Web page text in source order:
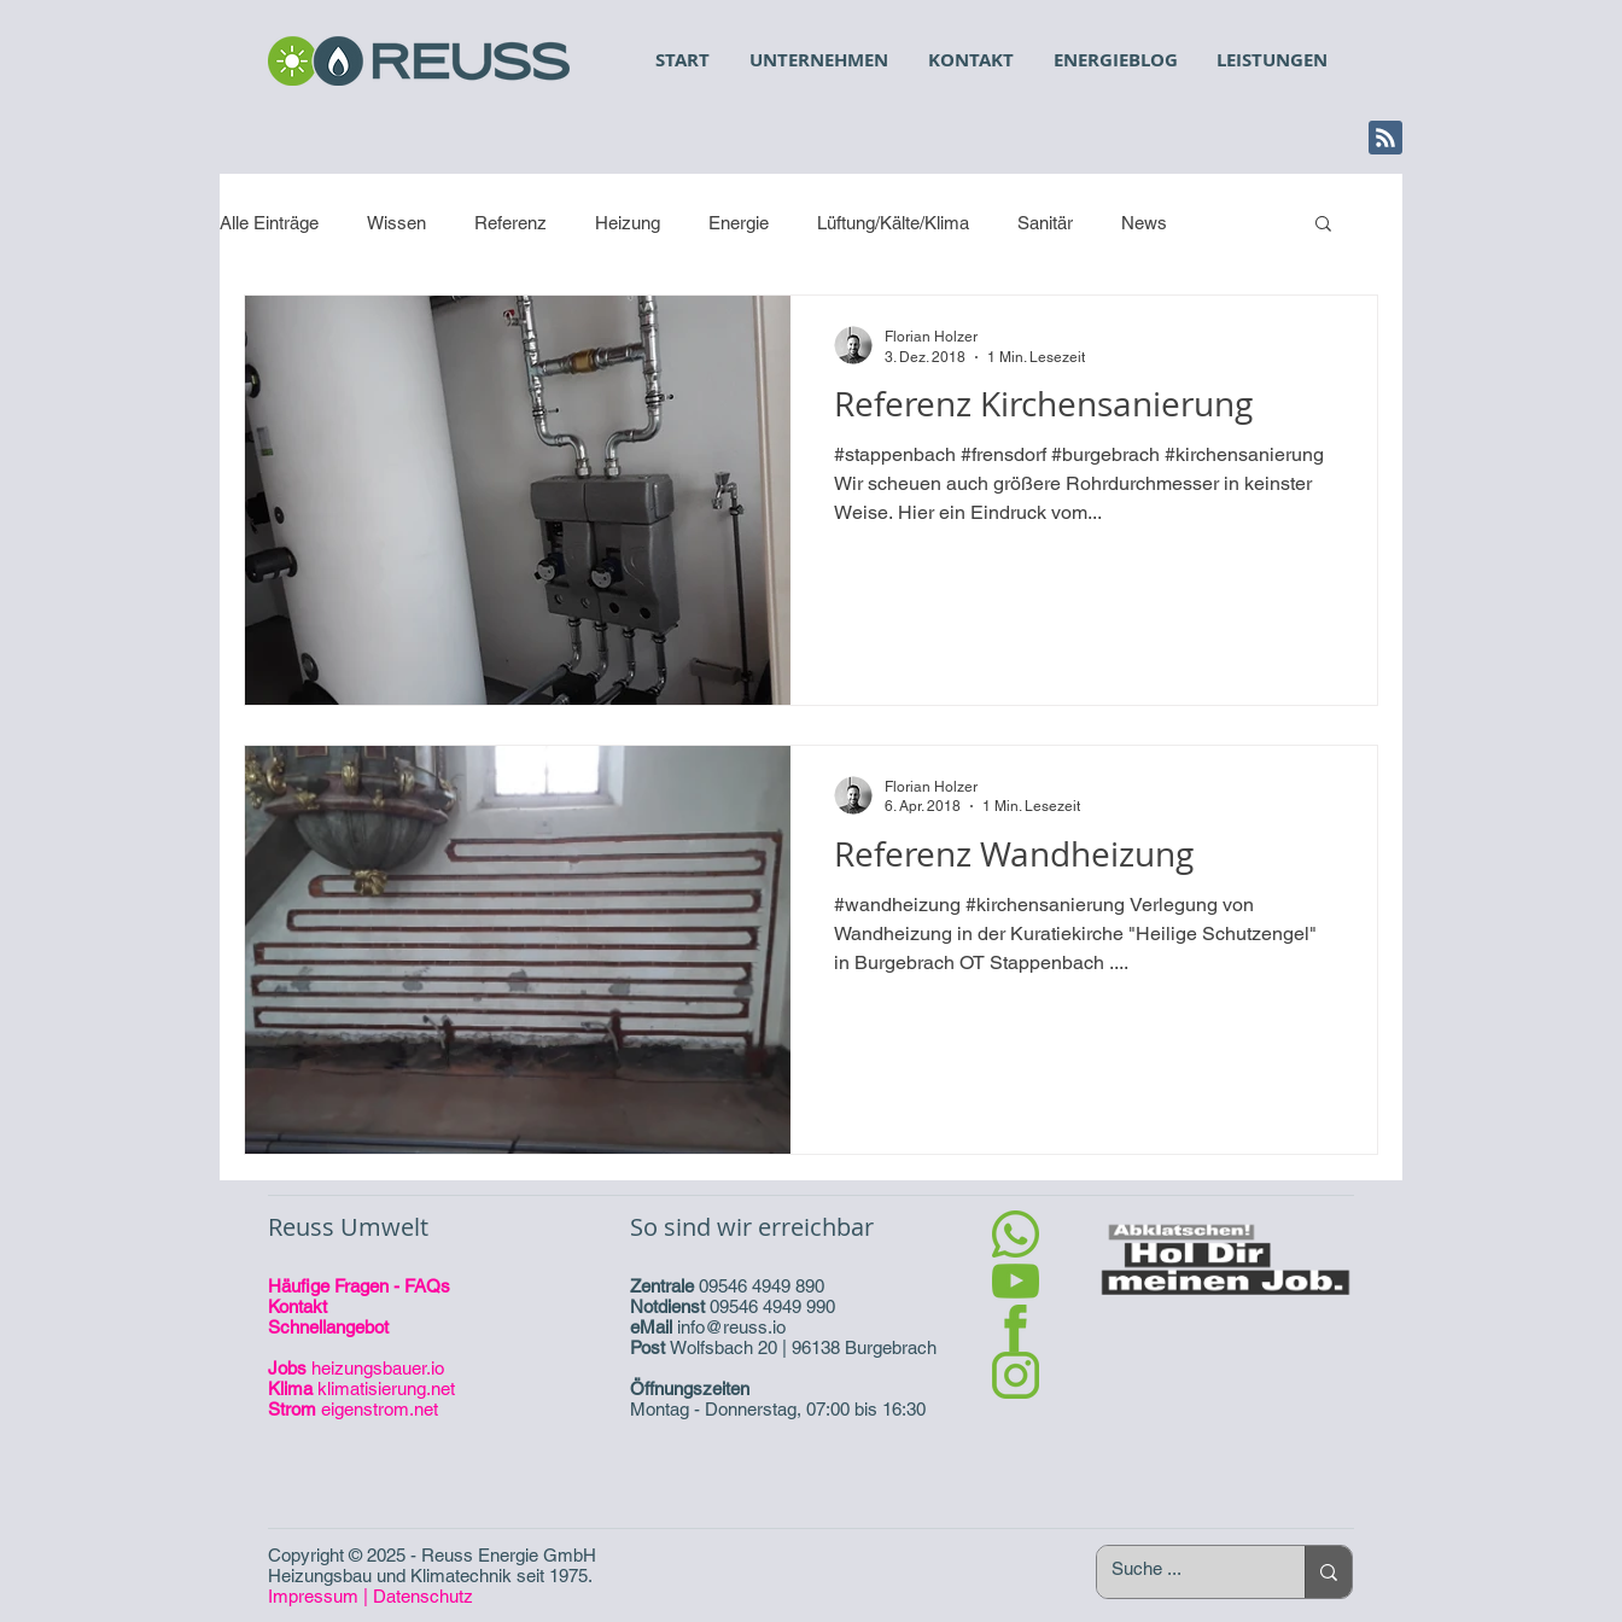
START UNTERNEHMEN KONTAKT ENERGIEBLOG LEISTUNGEN
Alle Einträge Wissen Referenz Heizung Energie Lüftung/Kälte/Klima Sanitär News
Referenz Kirchensanierung
#stappenbach #frensdorf #burgebrach #kirchensanierung
Wir scheuen auch größere Rohrdurchmesser in keinster
Weise. Hier ein Eindruck vom...
Florian Holzer
3. Dez. 2018
1 Min. Lesezeit
Referenz Wandheizung
#wandheizung #kirchensanierung Verlegung von
Wandheizung in der Kuratiekirche "Heilige Schutzengel"
in Burgebrach OT Stappenbach ....
Florian Holzer
6. Apr. 2018
1 Min. Lesezeit
Reuss Umwelt
Häufige Fragen - FAQs
Kontakt
Schnellangebot
Jobs heizungsbauer.io
Klima klimatisierung.net
Strom eigenstrom.net
So sind wir erreichbar
Zentrale09546 4949 890
Notdienst09546 4949 990
eMail info@reuss.io
PostWolfsbach 20 | 96138 Burgebrach
Öffnungszeiten
Montag - Donnerstag, 07:00 bis 16:30
Copyright © 2025 - Reuss Energie GmbH
Heizungsbau und Klimatechnik seit 1975.
Impressum
Datenschutz